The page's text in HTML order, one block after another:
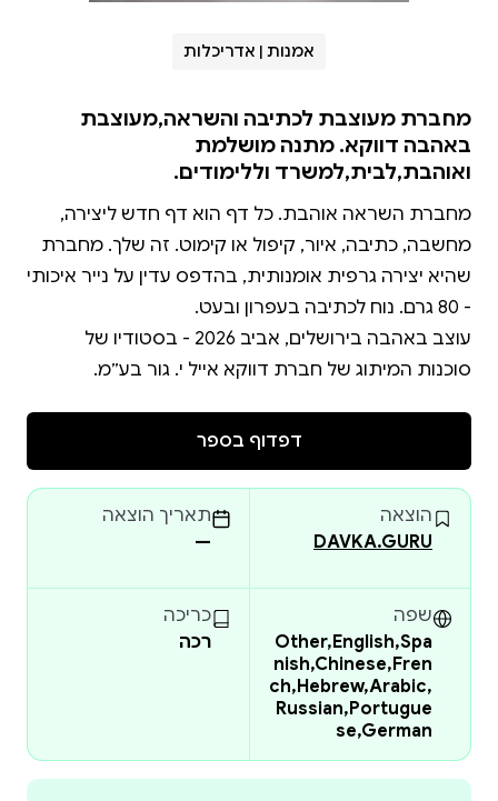
אמנות | אדריכלות
מחברת מעוצבת לכתיבה והשראה,מעוצבת
באהבה דווקא. מתנה מושלמת
ואוהבת,לבית,למשרד וללימודים.
מחברת השראה אוהבת. כל דף הוא דף חדש ליצירה,
מחשבה, כתיבה, איור, קיפול או קימוט. זה שלך. מחברת
שהיא יצירה גרפית אומנותית, בהדפס עדין על נייר איכותי
עוצב באהבה בירושלים, אביב 2026 - בסטודיו של
סוכנות המיתוג של חברת דווקא אייל י. גור בע״מ.
דפדוף בספר
הוצאה
DAVKA.GURU
תאריך הוצאה
—
שפה
Other,English,Spa
nish,Chinese,Fren
ch,Hebrew,Arabic,
Russian,Portugue
se,German
כריכה
רכה